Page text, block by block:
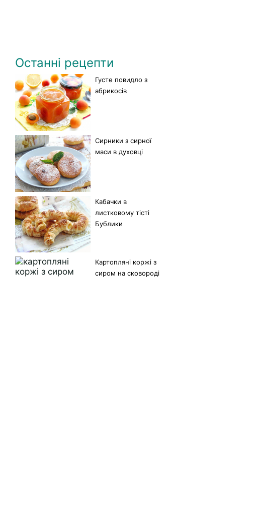
Останні рецепти
Густе повидло з
абрикосів
Сирники з сирної
маси в духовці
Кабачки в
листковому тісті
Бублики
Картопляні коржі з
сиром на сковороді